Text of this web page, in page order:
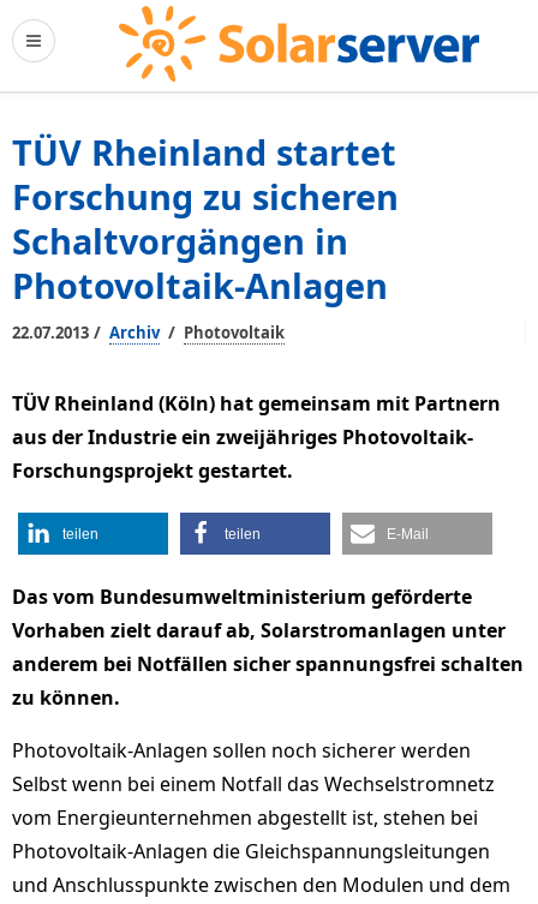
TÜV Rheinland startet
Forschung zu sicheren
Schaltvorgängen in
Photovoltaik-Anlagen
22.07.2013 / Archiv / Photovoltaik
TÜV Rheinland (Köln) hat gemeinsam mit Partnern
aus der Industrie ein zweijähriges Photovoltaik-
Forschungsprojekt gestartet.
teilen teilen E-Mail
Das vom Bundesumweltministerium geförderte
Vorhaben zielt darauf ab, Solarstromanlagen unter
anderem bei Notfällen sicher spannungsfrei schalten
zu können.
Photovoltaik-Anlagen sollen noch sicherer werden
Selbst wenn bei einem Notfall das Wechselstromnetz
vom Energieunternehmen abgestellt ist, stehen bei
Photovoltaik-Anlagen die Gleichspannungsleitungen
und Anschlusspunkte zwischen den Modulen und dem